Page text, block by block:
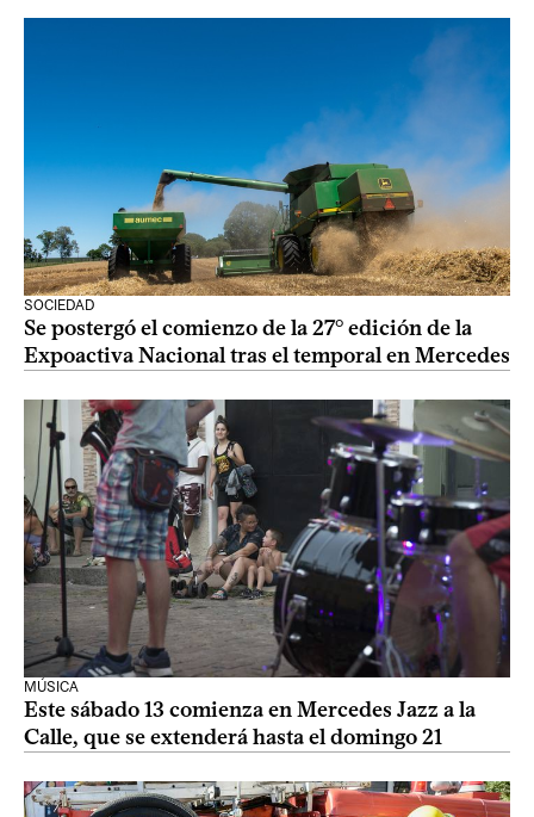
SOCIEDAD
Se postergó el comienzo de la 27° edición de la
Expoactiva Nacional tras el temporal en Mercedes
MÚSICA
Este sábado 13 comienza en Mercedes Jazz a la
Calle, que se extenderá hasta el domingo 21